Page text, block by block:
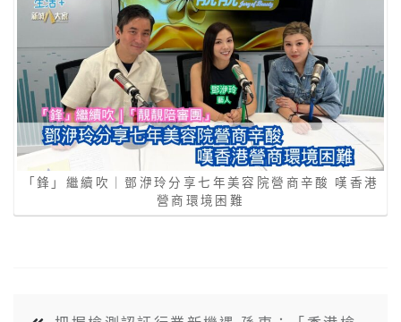
「鋒」繼續吹｜鄧洢玲分享七年美容院營商辛酸 嘆香港
營商環境困難